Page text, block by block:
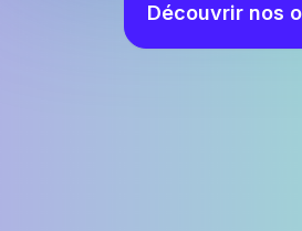
Découvrir nos